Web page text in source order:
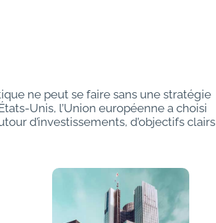
ne peut se faire sans une stratégie
Unis, l’Union européenne a choisi
d’investissements, d’objectifs clairs